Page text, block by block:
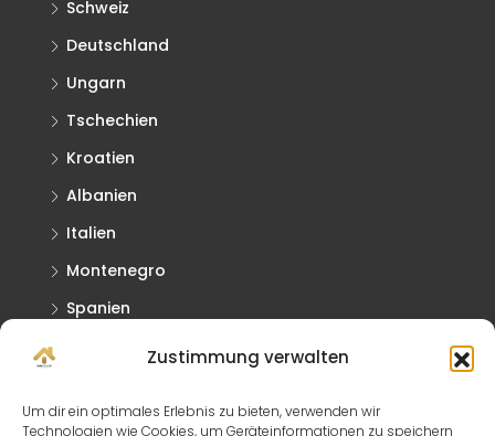
Zustimmung verwalten
Um dir ein optimales Erlebnis zu bieten, verwenden wir
Technologien wie Cookies, um Geräteinformationen zu speichern
Schweiz
Deutschland
Ungarn
Tschechien
Kroatien
Albanien
Italien
Montenegro
Spanien